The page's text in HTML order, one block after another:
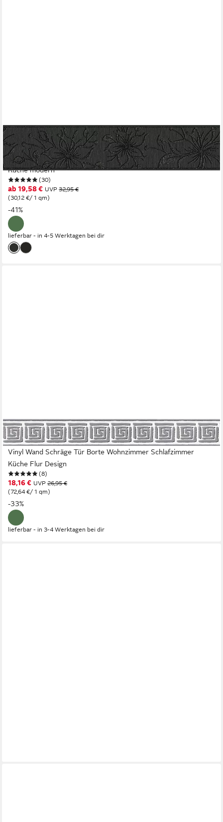
A.S. CRÉATION
Bordüre Only Borders, aufgeschäumt, floral, Wald, botanisch,
Tapete Bordüre Holzoptik Borte Wohnzimmer Schlafzimmer
Küche modern
(30)
ab 19,58 € UVP 32,95 €
(30,12 €/ 1 qm)
-41%
lieferbar - in 4-5 Werktagen bei dir
A.S. CRÉATION
Bordüre Only Borders, aufgeschäumt, gemustert, Retro, Motiv,
Vinyl Wand Schräge Tür Borte Wohnzimmer Schlafzimmer
Küche Flur Design
(8)
18,16 € UVP 26,95 €
(72,64 €/ 1 qm)
-33%
lieferbar - in 3-4 Werktagen bei dir